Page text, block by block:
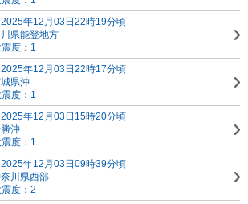
年12月03日22時19分頃
県能登地方
度：1
年12月03日22時17分頃
県沖
度：1
年12月03日15時20分頃
沖
度：1
年12月03日09時39分頃
川県西部
度：2